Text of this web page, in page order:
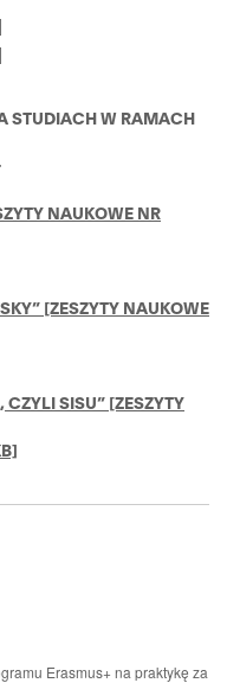
STUDIACH W RAMACH
NAUKOWE NR
[ZESZYTY NAUKOWE
SISU” [ZESZYTY
Erasmus+ na praktykę za